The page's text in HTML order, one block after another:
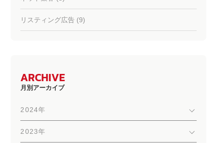
リスティング広告 (9)
ARCHIVE
月別アーカイブ
2024年
2023年